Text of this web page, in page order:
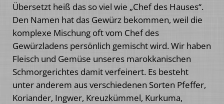
Übersetzt heiß das so viel wie „Chef des Hauses“.
Den Namen hat das Gewürz bekommen, weil die
komplexe Mischung oft vom Chef des
Gewürzladens persönlich gemischt wird. Wir haben
Fleisch und Gemüse unseres marokkanischen
Schmorgerichtes damit verfeinert. Es besteht
unter anderem aus verschiedenen Sorten Pfeffer,
Koriander, Ingwer, Kreuzkümmel, Kurkuma,